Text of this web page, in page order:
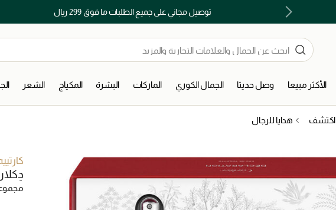
توصيل مجاني على جميع الطلبات ما فوق 299 ريال
الأكثر مبيعا وصل حديثا الجمال الكوري الماركات البشرة المكياج الشعر
اكتشف هدايا للرجال